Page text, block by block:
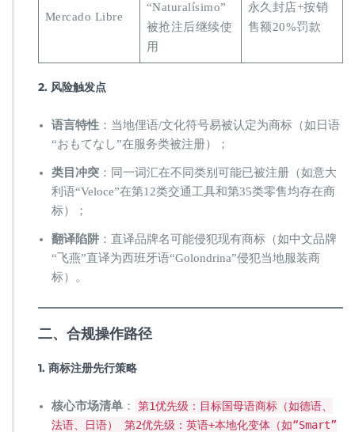
Mercado Libre
“Naturalísimo”
被抢注后继续使
用
永久封店+按销
售额20%罚款
​2. 风险触发点​
​语言特性​ ​：当地俚语/文化符号易被认定为商标（如日语
“おもてなし”在服务类被注册）；
​类目冲突​ ​：同一词汇在不同类别可能已被注册（如意大
利语“Veloce”在第12类交通工具和第35类零售均存在商
标）；
​翻译陷阱​ ​：直译品牌名可能侵犯现有商标（如中文品牌
“飞燕”直译为西班牙语“Golondrina”侵犯当地服装商
标）。
​二、合规操作路径​
​1. 商标注册先行策略​
​核心市场清单​ ​：
第1优先级：目标国母语商标（如德语、
法语、日语） 第2优先级：英语+本地化变体（如“Smart”